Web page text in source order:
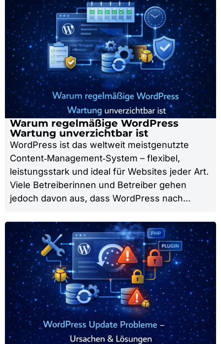
Warum regelmäßige WordPress
Wartung unverzichtbar ist
WordPress ist das weltweit meistgenutzte
Content‑Management‑System – flexibel,
leistungsstark und ideal für Websites jeder Art.
Viele Betreiberinnen und Betreiber gehen
jedoch davon aus, dass WordPress nach…